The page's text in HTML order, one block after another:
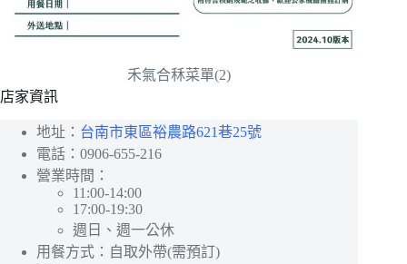
禾氣合秝菜單(2)
店家資訊
地址： 台南市東區裕農路621巷25號
電話：0906-655-216
營業時間：
11:00-14:00
17:00-19:30
週日、週一公休
用餐方式：自取外帶(需預訂)